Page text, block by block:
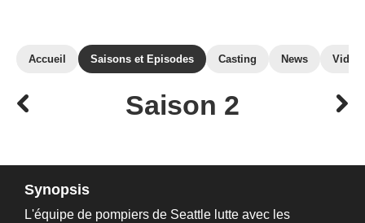
Accueil Saisons et Episodes Casting News
Saison 2
Synopsis
L'équipe de pompiers de Seattle lutte avec les